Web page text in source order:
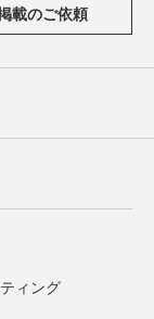
載のご依頼
ィング